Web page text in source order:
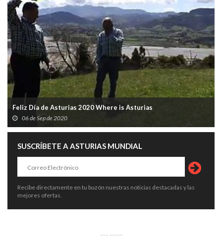
Feliz Día de Asturias 2020 Where is Asturias
06 de Sep de 2020
SUSCRÍBETE A ASTURIAS MUNDIAL
Recibe directamente en tu buzón nuestras noticias destacadas y las
mejores ofertas.